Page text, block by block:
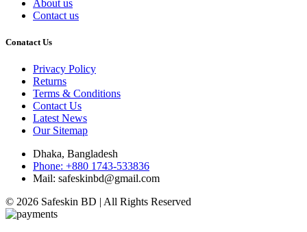
About us
Contact us
Conatact Us
Privacy Policy
Returns
Terms & Conditions
Contact Us
Latest News
Our Sitemap
Dhaka, Bangladesh
Phone: +880 1743-533836
Mail: safeskinbd@gmail.com
© 2026 Safeskin BD | All Rights Reserved